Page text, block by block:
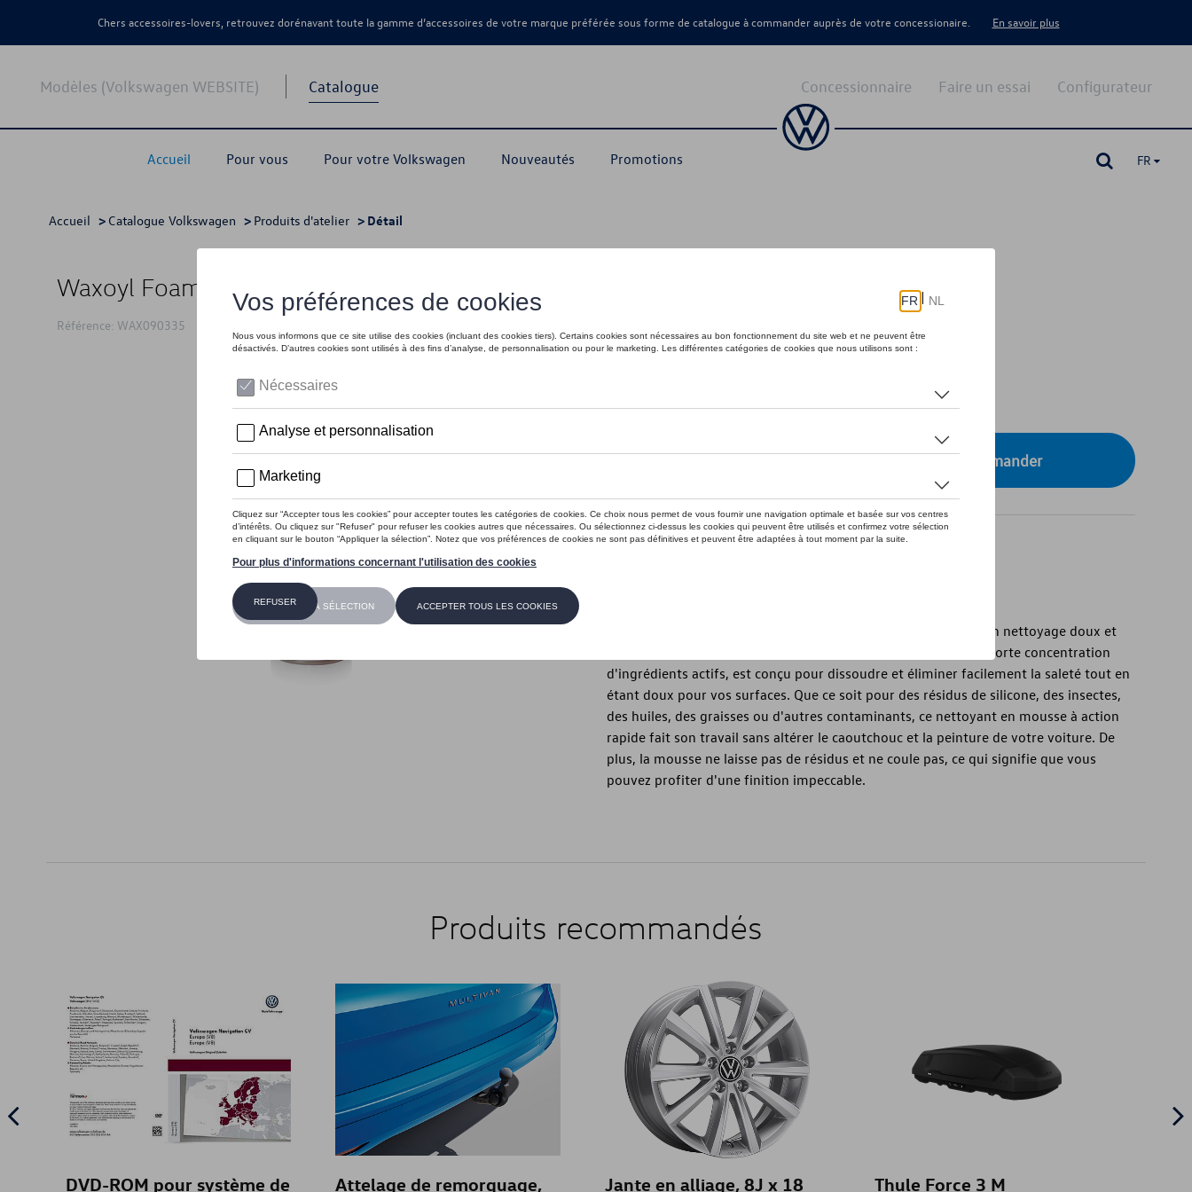
Chers accessoires-lovers, retrouvez dorénavant toute la gamme d’accessoires de votre marque préférée sous forme de catalogue à commander auprès de votre concessionaire. En savoir plus
Modèles (Volkswagen WEBSITE) Catalogue
Accueil Pour vous Pour votre Volkswagen Nouveautés Promotions
Configurateur
Faire un essai
Concessionnaire
FR
Accueil > Catalogue Volkswagen > Produits d'atelier > Détail
Waxoyl Foam Cleanser 500ml
Référence: WAX090335
En stock
Contactez votre concessionnaire pour commander
Introduction
Le nettoyant en mousse Waxoyl est votre arme secrète pour un nettoyage doux et
puissant de votre véhicule. Ce nettoyant en mousse, avec une forte concentration
d'ingrédients actifs, est conçu pour dissoudre et éliminer facilement la saleté tout en
étant doux pour vos surfaces. Que ce soit pour des résidus de silicone, des insectes,
des huiles, des graisses ou d'autres contaminants, ce nettoyant en mousse à action
rapide fait son travail sans altérer le caoutchouc et la peinture de votre voiture. De
plus, la mousse ne laisse pas de résidus et ne coule pas, ce qui signifie que vous
pouvez profiter d'une finition impeccable.
Produits recommandés
DVD-ROM pour système de
Attelage de remorquage,
Jante en alliage, 8J x 18
Thule Force 3 M